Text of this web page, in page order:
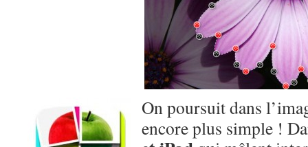
On poursuit dans
encore plus simple !